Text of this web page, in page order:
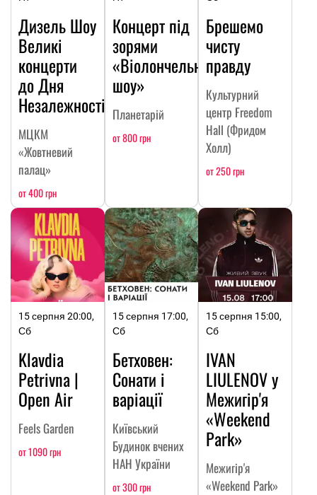
Дизель Шоу
Великі
концерти
до Дня
Незалежності
МЦКМ
«Жовтневий
палац»
от 400 грн
Концерт під
зорями
«Віолончельне
шоу»
Планетарій
от 800 грн
Брешемо
чисту
правду
Культурний
центр Freedom
Hall (Фридом
Холл)
от 250 грн
15 серпня 20:00,
Сб
Klavdia
Petrivna |
Open Air
Feels Garden
от 1090 грн
15 серпня 17:00,
Сб
Бетховен:
Сонати і
варіації
Київський
Будинок вчених
НАН України
от 300 грн
15 серпня 15:00,
Сб
IVAN
LIULENOV у
Межигір'я
«Weekend
Park»
Межигір'я
«Weekend Park»